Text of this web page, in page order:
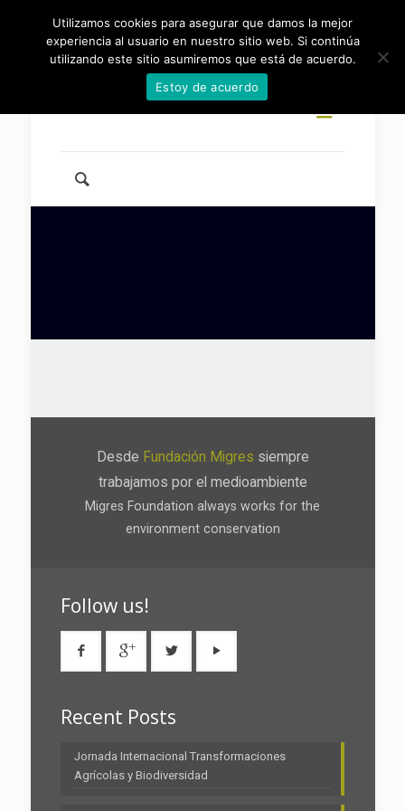
954 46 83 83 info@fundacionmigres.org
Desde Fundación Migres siempre
trabajamos por el medioambiente
Migres Foundation always works for the
environment conservation
Follow us!
Recent Posts
Jornada Internacional Transformaciones
Agrícolas y Biodiversidad
Utilizamos cookies para asegurar que damos la mejor
experiencia al usuario en nuestro sitio web. Si continúa
utilizando este sitio asumiremos que está de acuerdo.
Estoy de acuerdo